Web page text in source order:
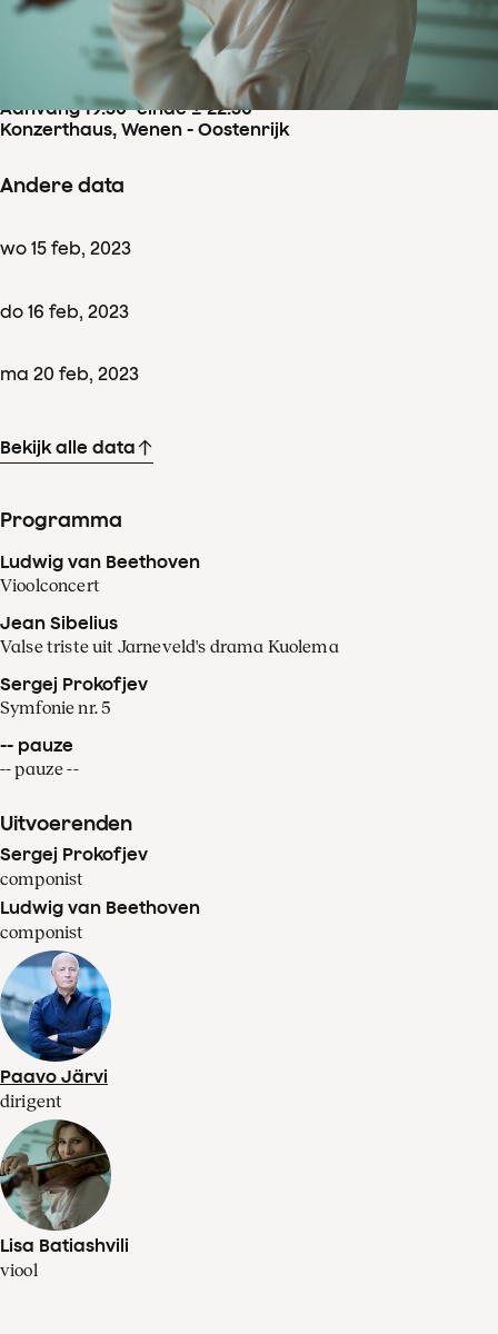
Concertdetails
Aanvang 19:30–einde ± 22:30
Konzerthaus, Wenen - Oostenrijk
Andere data
wo 15 feb, 2023
do 16 feb, 2023
ma 20 feb, 2023
Bekijk alle data
Programma
Ludwig van Beethoven
Vioolconcert
Jean Sibelius
Valse triste uit Jarneveld's drama Kuolema
Sergej Prokofjev
Symfonie nr. 5
-- pauze
-- pauze --
Uitvoerenden
Sergej Prokofjev
componist
Ludwig van Beethoven
componist
Paavo Järvi
dirigent
Lisa Batiashvili
viool